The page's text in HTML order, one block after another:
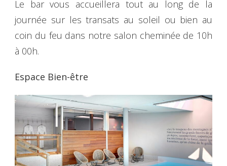
Le bar vous accueillera tout au long de la
journée sur les transats au soleil ou bien au
coin du feu dans notre salon cheminée de 10h
à 00h.
Espace Bien-être